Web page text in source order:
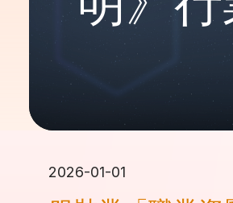
2026-01-01